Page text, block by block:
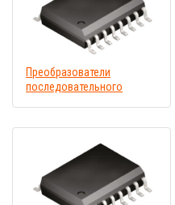
Преобразователи
последовательного